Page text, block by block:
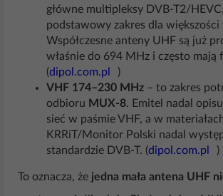
główne multipleksy DVB-T2/
podstawowy zakres dla
Współczesne anteny UHF są już
właśnie do 694 MHz i często mają
(dipol.com.pl
)
VHF 174–230 MHz – to zakres
odbioru MUX-8. Emitel nadal
sieć w paśmie VHF, a w
KRRiT/Monitor Polski nadal
standardzie DVB-T. (dipol.com.pl )
To oznacza, że jedna mała antena UHF